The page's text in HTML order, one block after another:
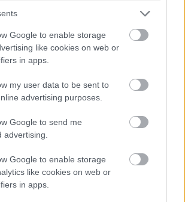
Google to enable storage
like cookies on web or
in apps.
my user data to be sent to
advertising purposes.
Google to send me
advertising.
Google to enable storage
like cookies on web or
in apps.
részletes teszteket, érdekes
elemzéseket olvasni, valamint remek
biztonsági szoftvereket és
kapni ajándékba, akkor szerezd be itt